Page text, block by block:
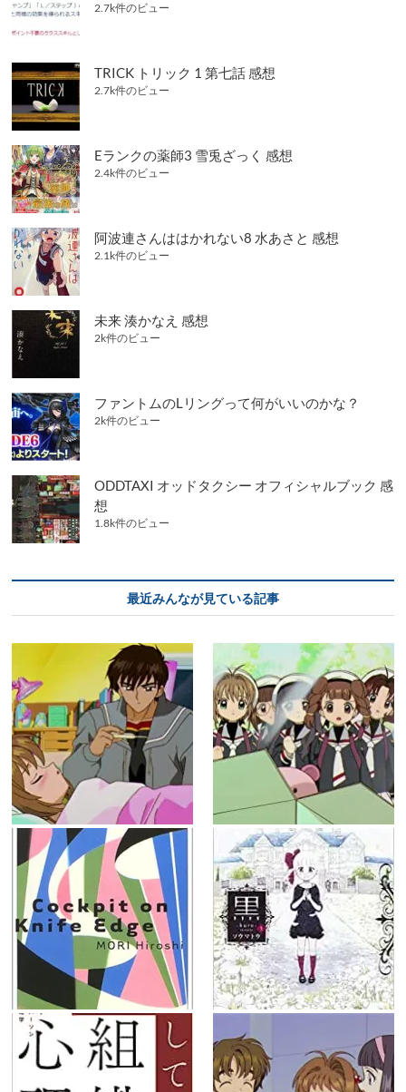
2.7k件のビュー
TRICK トリック 1 第七話 感想
2.7k件のビュー
Eランクの薬師3 雪兎ざっく 感想
2.4k件のビュー
阿波連さんははかれない8 水あさと 感想
2.1k件のビュー
未来 湊かなえ 感想
2k件のビュー
ファントムのLリングって何がいいのかな？
2k件のビュー
ODDTAXI オッドタクシー オフィシャルブック 感
想
1.8k件のビュー
最近みんなが見ている記事